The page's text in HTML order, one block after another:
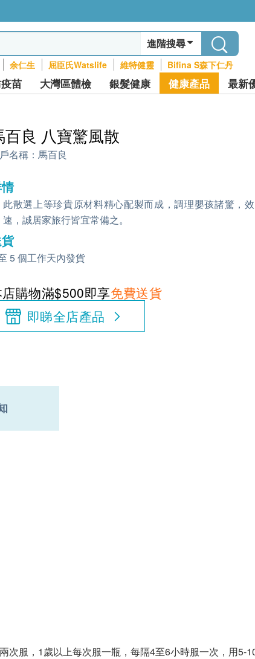
進階搜尋
余仁生 屈臣氏Watslife 維特健靈 Bifina S森下仁丹
苗 大灣區體檢 銀髮健康 健康產品 最新
百良 八寶驚風散
名稱： 馬百良
此散選上等珍貴原材料精心配製而成，調理嬰孩諸驚，
速，誠居家旅行皆宜常備之。
5 個工作天內發貨
購物滿$500即享免費送貨
即睇全店產品
服，1歲以上每次服一瓶，每隔4至6小時服一次，用5-